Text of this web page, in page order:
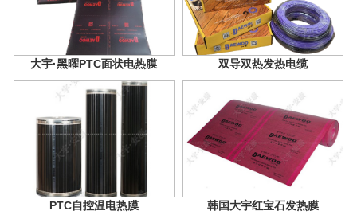
大宇·黑曜PTC面状电热膜 双导双热发热电缆
PTC自控温电热膜 韩国大宇红宝石发热膜